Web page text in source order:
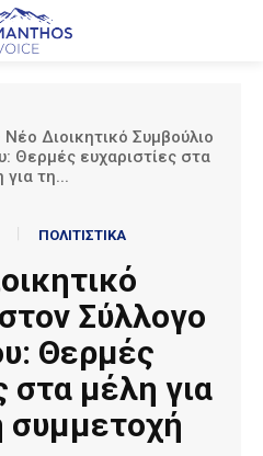
Νέο Διοικητικό Συμβούλιο
Θερμές ευχαριστίες στα
για τη...
ΠΟΛΙΤΙΣΤΙΚΑ
Σύλλογο
Θερμές
στα μέλη για
συμμετοχή